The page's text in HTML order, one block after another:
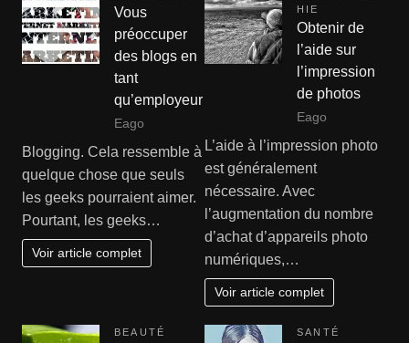
Vous
préoccuper
des blogs en
tant
qu’employeur
Eago
Blogging. Cela ressemble à
quelque chose que seuls
les geeks pourraient aimer.
Pourtant, les geeks…
Voir article complet
HIE
Obtenir de
l’aide sur
l’impression
de photos
Eago
L’aide à l’impression photo
est généralement
nécessaire. Avec
l’augmentation du nombre
d’achat d’appareils photo
numériques,…
Voir article complet
BEAUTÉ
SANTÉ